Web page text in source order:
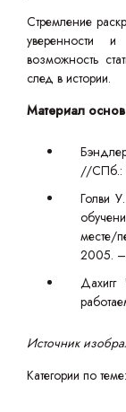
Стремление
уверенности
возможность
след в истории.
Материал
//СПб.:
Голви
месте/
2005.
Источник
Категории по теме: